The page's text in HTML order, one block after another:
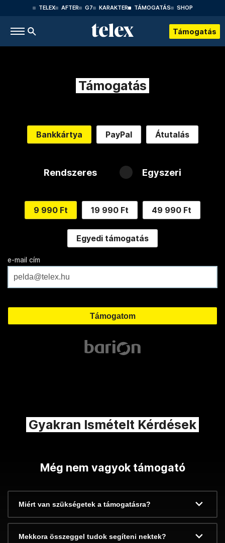
TELEX AFTER G7 KARAKTER TÁMOGATÁS SHOP
Támogatás
Támogatás
Bankkártya PayPal Átutalás
Rendszeres Egyszeri
9 990 Ft 19 990 Ft 49 990 Ft
Egyedi támogatás
e-mail cím
Gyakran Ismételt Kérdések
Még nem vagyok támogató
Miért van szükségetek a támogatásra?
Mekkora összeggel tudok segíteni nektek?